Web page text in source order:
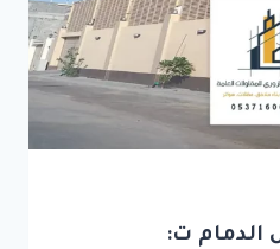
الدمام ت: